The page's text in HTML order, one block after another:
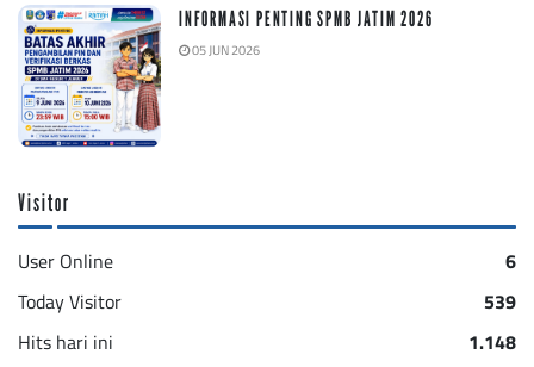
INFORMASI PENTING SPMB JATIM 2026
05 JUN 2026
Visitor
User Online
6
Today Visitor
539
Hits hari ini
1.148